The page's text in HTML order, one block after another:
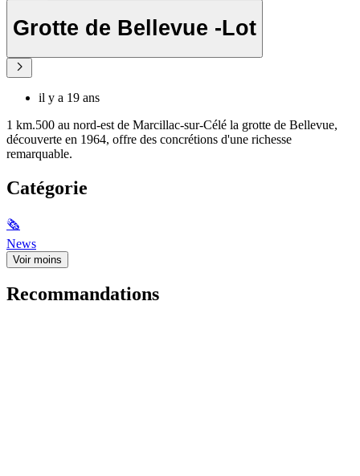
Grotte de Bellevue -Lot
il y a 19 ans
1 km.500 au nord-est de Marcillac-sur-Célé la grotte de Bellevue,
découverte en 1964, offre des concrétions d'une richesse
remarquable.
Catégorie
🗞
News
Voir moins
Recommandations